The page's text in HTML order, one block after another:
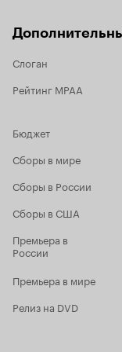
Баррасу и его
детей. 'Жизнь кабачка' - картина для всех, кому
в жизни хорошие и
меняются. Любите
Слоган
Рейтинг MPAA
Бюджет
Сборы в мире
Сборы в России
Сборы в США
Премьера в
России
Премьера в мире
Релиз на DVD